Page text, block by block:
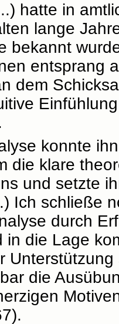
hatte in
lange
bekannt
entsprang
dem
konnte
die klare
und setzte
Ich schließe
durch
in die Lage
die